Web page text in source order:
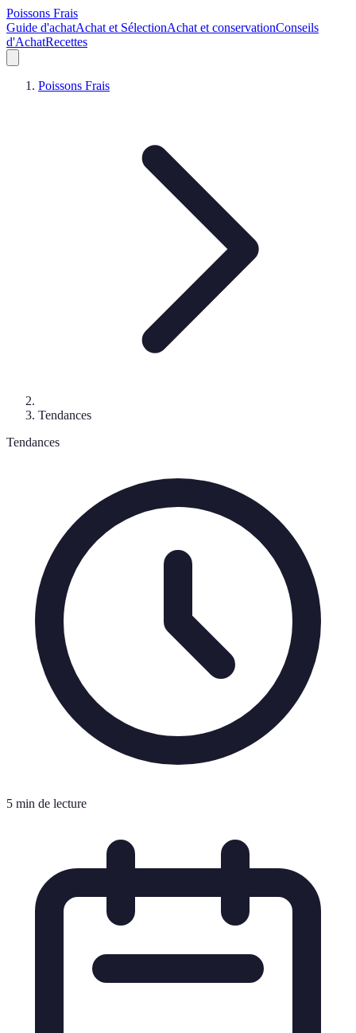
Poissons Frais
Guide d'achatAchat et SélectionAchat et conservationConseils
d'AchatRecettes
Poissons Frais
Tendances
Tendances
5 min de lecture